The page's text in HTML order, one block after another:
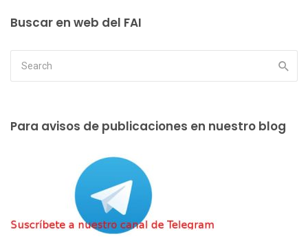
Buscar en web del FAI
Para avisos de publicaciones en nuestro blog